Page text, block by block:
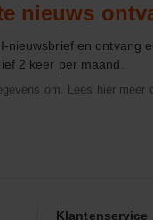
nieuws
nieuwsbrief en ontvang
2 keer per maand.
om. Lees hier meer
Klantenservice